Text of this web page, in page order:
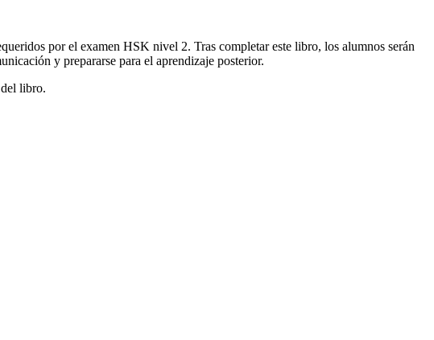
por el examen HSK nivel 2. Tras completar este libro, los alumnos serán
y prepararse para el aprendizaje posterior.
libro.